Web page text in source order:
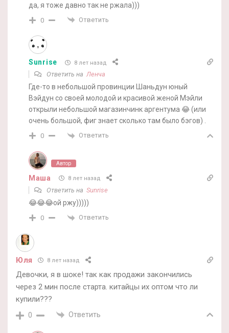
да, я тоже давно так не ржала)))
0 Ответить
Sunrise 8 лет назад
Ответить наЛенча
Где-то в небольшой провинции Шаньдун юный
Вэйдун со своей молодой и красивой женой Мэйли
открыли небольшой магазинчинк аргентума 😂 (или
очень большой, фиг знает сколько там было бэгов) .
0 Ответить
Автор
Маша 8 лет назад
Ответить на Sunrise
😂😂😂ой ржу)))))
0 Ответить
Юля 8 лет назад
Девочки, я в шоке! так как продажи закончились
через 2 мин после старта. китайцы их оптом что ли
купили???
0 Ответить